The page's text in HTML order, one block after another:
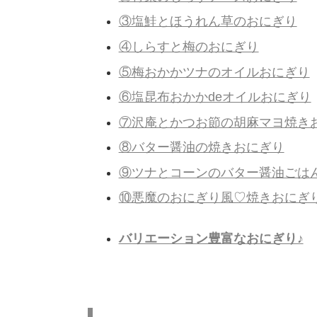
③塩鮭とほうれん草のおにぎり
④しらすと梅のおにぎり
⑤梅おかかツナのオイルおにぎり
⑥塩昆布おかかdeオイルおにぎり
⑦沢庵とかつお節の胡麻マヨ焼き
⑧バター醤油の焼きおにぎり
⑨ツナとコーンのバター醤油ごは
⑩悪魔のおにぎり風♡焼きおにぎ
バリエーション豊富なおにぎり♪